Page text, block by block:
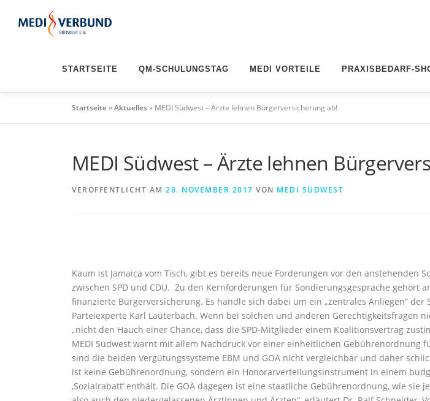
Inhalt
STARTSEITE QM-SCHULUNGSTAG MEDI VORTEILE PRAXISBEDARF-
Startseite»Aktuelles» MEDI Südwest – Ärzte lehnen Bürgerversicherung ab!
MEDI Südwest – Ärzte lehnen
VERÖFFENTLICHT AM 28. NOVEMBER 2017 VON MEDI SÜDWEST
Kaum ist Jamaica vom Tisch, gibt es bereits neue Forderungen vor den anstehenden
zwischen SPD und CDU. Zu den Kernforderungen für Sondierungsgespräche gehört
finanzierte Bürgerversicherung. Es handle sich dabei um ein „zentrales Anliegen“ der
Parteiexperte Karl Lauterbach. Wenn bei solchen und anderen Gerechtigkeitsfragen
„nicht den Hauch einer Chance, dass die SPD-Mitglieder einem Koalitionsvertrag
MEDI Südwest warnt mit allem Nachdruck vor einer einheitlichen Gebührenordnung
sind die beiden Vergütungssysteme EBM und GOÄ nicht vergleichbar und daher
ist keine Gebührenordnung, sondern ein Honorarverteilungsinstrument in einem
‚Sozialrabatt‘ enthält. Die GOÄ dagegen ist eine staatliche Gebührenordnung, wie sie